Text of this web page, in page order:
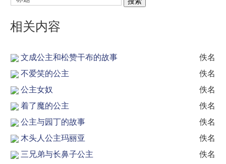
相关内容
文成公主和松赞干布的故事
佚名
不爱笑的公主
佚名
公主女奴
佚名
着了魔的公主
佚名
公主与园丁的故事
佚名
木头人公主玛丽亚
佚名
三兄弟与长鼻子公主
佚名